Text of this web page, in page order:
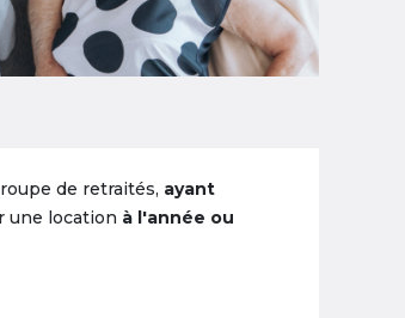
de retraités, ayant
une location à l'année ou